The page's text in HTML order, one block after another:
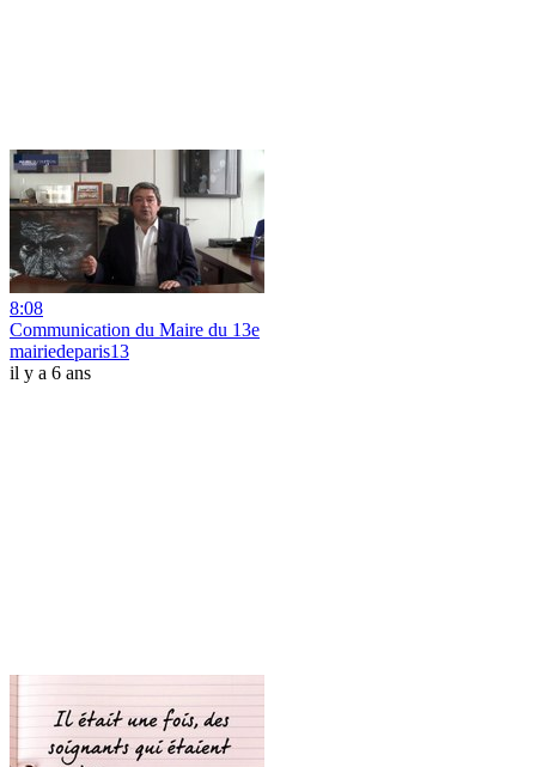
8:08
Communication du Maire du 13e
mairiedeparis13
il y a 6 ans